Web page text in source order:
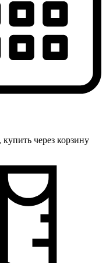
через корзину